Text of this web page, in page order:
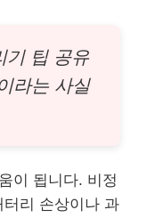
기 팁 공유
라는 사실
이 됩니다. 비정
리 손상이나 과